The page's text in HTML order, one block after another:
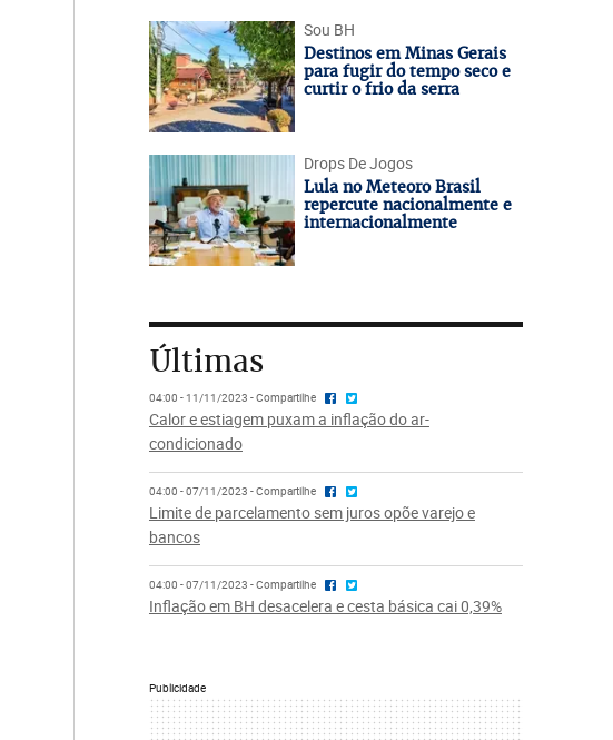
Sou BH
Destinos em Minas Gerais
para fugir do tempo seco e
curtir o frio da serra
Drops De Jogos
Lula no Meteoro Brasil
repercute nacionalmente e
internacionalmente
Últimas
04:00 - 11/11/2023 - Compartilhe
Calor e estiagem puxam a inflação do ar-
condicionado
04:00 - 07/11/2023 - Compartilhe
Limite de parcelamento sem juros opõe varejo e
bancos
04:00 - 07/11/2023 - Compartilhe
Inflação em BH desacelera e cesta básica cai 0,39%
Publicidade